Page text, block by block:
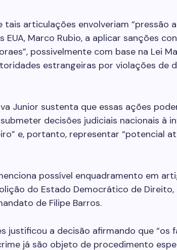
articulações envolveriam “pressão
EUA, Marco Rubio, a aplicar sanções
possivelmente com base na Lei
estrangeiras por violações de
Junior sustenta que essas ações
decisões judiciais nacionais à
e, portanto, representar “potencial
possível enquadramento em
do Estado Democrático de Direito,
de Filipe Barros.
justificou a decisão afirmando que “os
já são objeto de procedimento